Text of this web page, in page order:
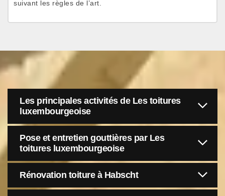
suivant les règles de l’art.
Les principales activités de Les toitures
luxembourgeoise
Pose et entretien gouttières par Les
toitures luxembourgeoise
Rénovation toiture à Habscht